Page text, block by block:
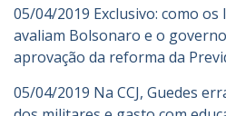
05/04/2019 Exclusivo: como
avaliam Bolsonaro e o
aprovação da reforma da
05/04/2019 Na CCJ, Guedes